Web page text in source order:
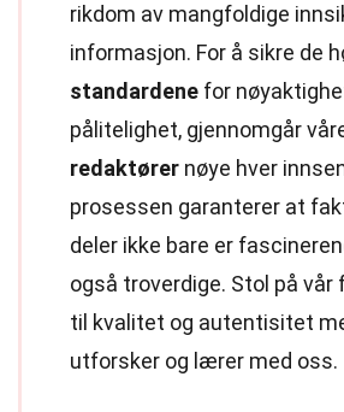
rikdom av mangfoldige
informasjon. For å sikre de
standardene for
pålitelighet, gjennomgår
redaktører nøye hver
prosessen garanterer at
deler ikke bare er
også troverdige. Stol på vår
til kvalitet og autentisitet
utforsker og lærer med oss.